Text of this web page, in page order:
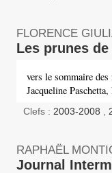
FLORENCE
Les prunes
vers le sommaire
Jacqueline
Clefs : 2003-2008
RAPHAËL
Journal